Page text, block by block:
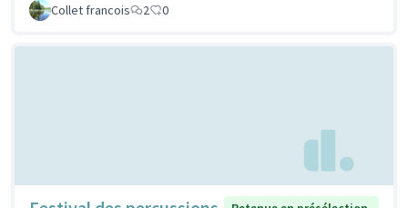
Collet francois
2 0